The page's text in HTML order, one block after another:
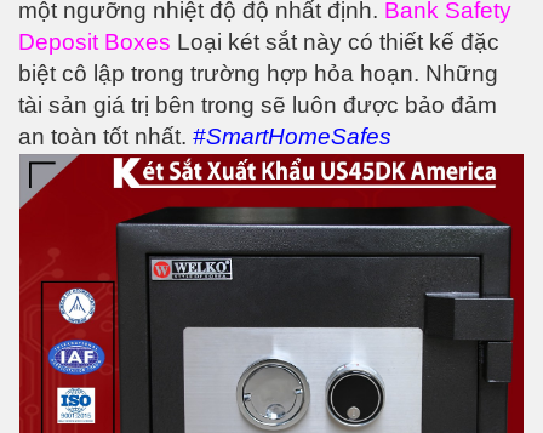
một ngưỡng nhiệt độ độ nhất định. Bank Safety
Deposit Boxes Loại két sắt này có thiết kế đặc
biệt cô lập trong trường hợp hỏa hoạn. Những
tài sản giá trị bên trong sẽ luôn được bảo đảm
an toàn tốt nhất. #SmartHomeSafes